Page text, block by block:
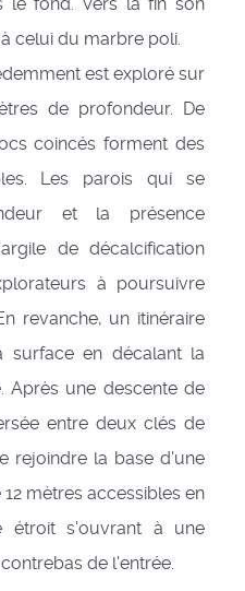
celui du marbre poli.
est exploré sur
de profondeur. De
coincés forment des
Les parois qui se
et la présence
de décalcification
à poursuivre
revanche, un itinéraire
surface en décalant la
Après une descente de
entre deux clés de
rejoindre la base d'une
mètres accessibles en
étroit s'ouvrant à une
de l'entrée.